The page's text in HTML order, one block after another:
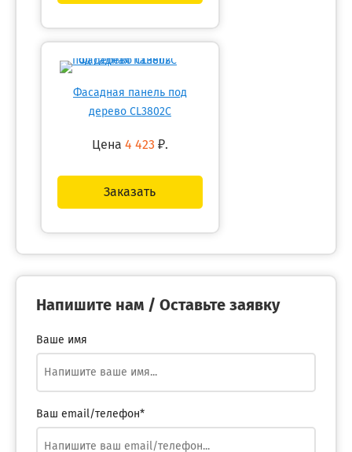
Фасадная панель под
дерево CL3802C
Цена 4 423 ₽.
Заказать
Напишите нам / Оставьте заявку
Ваше имя
Ваш email/телефон*